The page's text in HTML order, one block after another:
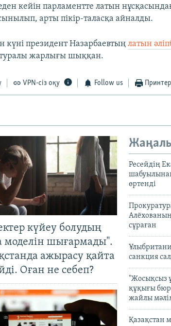
кейін парламентте латын
арты пікір-таласқа айналды.
күні президент Назарбаевтыңлатын
жарлығы шыққан.
VPN-сіз оқу Follow us
күйеу болудың
моделін шығармады".
ажырасу қайта
Оған не себеп?
Ресейдің
өртенді
Алёхованың
сұраған
санкция
"Жосықсыз
құқығы
жайлы
Қазақстан